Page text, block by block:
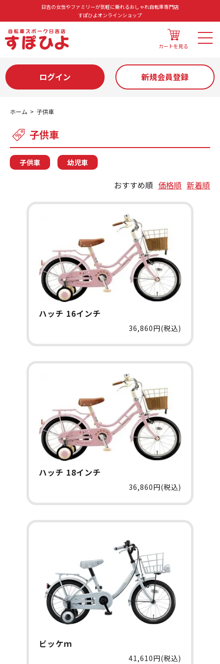
日吉の女性やファミリーが気軽に乗れるおしゃれ自転車専門店
すぽひよオンラインショップ
カートを見る
ログイン 新規会員登録
ホーム 子供車
子供車
子供車 幼児車
おすすめ順 価格順 新着順
ハッチ 16インチ
36,860円(税込)
ハッチ 18インチ
36,860円(税込)
ビッケｍ
41,610円(税込)